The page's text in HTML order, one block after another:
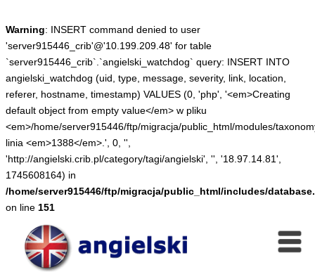
Warning: INSERT command denied to user
'server915446_crib'@'10.199.209.48' for table
`server915446_crib`.`angielski_watchdog` query: INSERT INTO
angielski_watchdog (uid, type, message, severity, link, location,
referer, hostname, timestamp) VALUES (0, 'php', '<em>Creating
default object from empty value</em> w pliku
<em>/home/server915446/ftp/migracja/public_html/modules/
linia <em>1388</em>.', 0, '',
'http://angielski.crib.pl/category/tagi/angielski', '', '18.97.14.81',
1745608164) in
/home/server915446/ftp/migracja/public_html/includes/
on line 151